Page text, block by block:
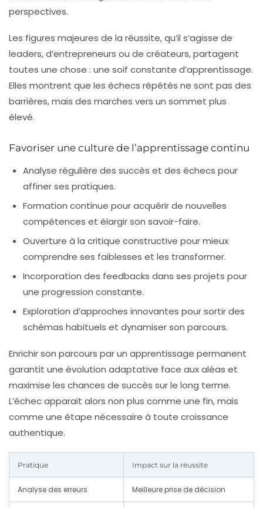
perspectives.
Les figures majeures de la réussite, qu’il s’agisse de
leaders, d’entrepreneurs ou de créateurs, partagent
toutes une chose : une soif constante d’apprentissage.
Elles montrent que les échecs répétés ne sont pas des
barrières, mais des marches vers un sommet plus
élevé.
Favoriser une culture de l’apprentissage continu
Analyse régulière des succès et des échecs pour
affiner ses pratiques.
Formation continue pour acquérir de nouvelles
compétences et élargir son savoir-faire.
Ouverture à la critique constructive pour mieux
comprendre ses faiblesses et les transformer.
Incorporation des feedbacks dans ses projets pour
une progression constante.
Exploration d’approches innovantes pour sortir des
schémas habituels et dynamiser son parcours.
Enrichir son parcours par un apprentissage permanent
garantit une évolution adaptative face aux aléas et
maximise les chances de succès sur le long terme.
L’échec apparait alors non plus comme une fin, mais
comme une étape nécessaire à toute croissance
authentique.
Pratique Impact sur la réussite
Analyse des erreurs Meilleure prise de décision